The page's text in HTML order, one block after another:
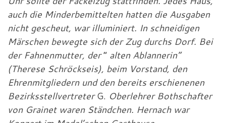
auch die Minderbemittelten hatten die Ausgaben
nicht gescheut, war illuminiert. In schneidigen
Märschen bewegte sich der Zug durchs Dorf. Bei
der Fahnenmutter, der“ alten Ablannerin“
(Therese Schröckseis), beim Vorstand, den
Ehrenmitgliedern und den bereits erschienenen
BezirksstellvertreterG. Oberlehrer Bothschafter
von Grainet waren Ständchen. Hernach war